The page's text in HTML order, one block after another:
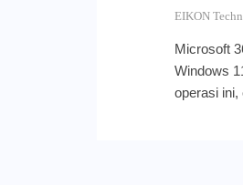
EIKON
Microsoft
Windows
operasi ini,